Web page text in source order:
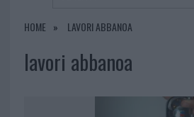
HOME LAVORI ABBANOA
lavori abbanoa